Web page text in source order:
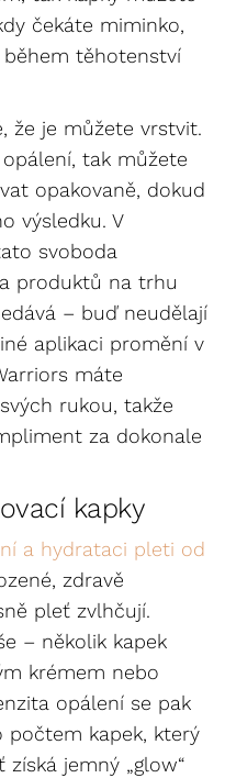
čekáte miminko,
těhotenství
že je můžete vrstvit.
tak můžete
opakovaně, dokud
výsledku. V
svoboda
produktů na trhu
– buď neudělají
aplikaci promění v
máte
rukou, takže
za dokonale
kapky
a hydrataci pleti od
zdravě
pleť zvlhčují.
– několik kapek
krémem nebo
opálení se pak
počtem kapek, který
jemný „glow“